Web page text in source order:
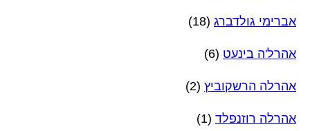
אברימי גולדברג (18)
אהרל'ה בינעט (6)
אהרלה הרשקוביץ (2)
אהרלה רוזנפלד (1)